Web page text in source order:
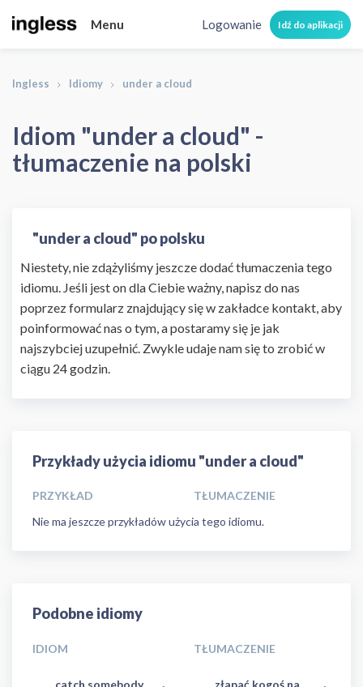
Menu Logowanie Idź do aplikacji
Ingless Idiomy under a cloud
Idiom "under a cloud" -
tłumaczenie na polski
"under a cloud" po polsku
Niestety, nie zdążyliśmy jeszcze dodać tłumaczenia tego
idiomu. Jeśli jest on dla Ciebie ważny, napisz do nas
poprzez formularz znajdujący się w zakładce kontakt, aby
poinformować nas o tym, a postaramy się je jak
najszybciej uzupełnić. Zwykle udaje nam się to zrobić w
ciągu 24 godzin.
Przykłady użycia idiomu "under a cloud"
PRZYKŁAD
TŁUMACZENIE
Nie ma jeszcze przykładów użycia tego idiomu.
Podobne idiomy
IDIOM TŁUMACZENIE
catch somebody
złapać kogoś na